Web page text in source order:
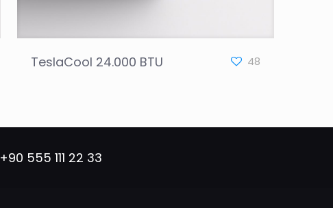
TeslaCool 24.000 BTU 48
+90 555 111 22 33